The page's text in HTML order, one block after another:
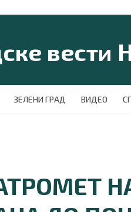
ЗЕЛЕНИ ГРАД ВИДЕО